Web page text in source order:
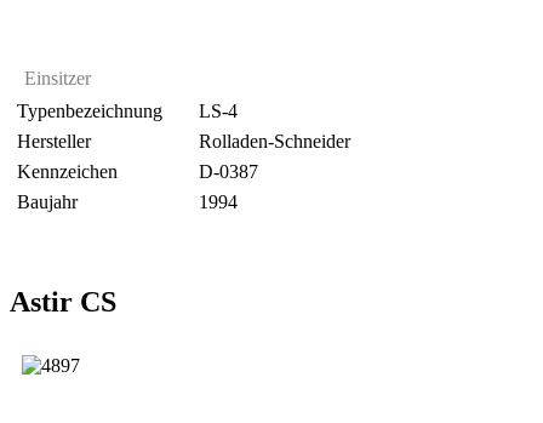
Einsitzer
Typenbezeichnung
LS-4
Hersteller
Rolladen-Schneider
Kennzeichen
D-0387
Baujahr
1994
Astir CS